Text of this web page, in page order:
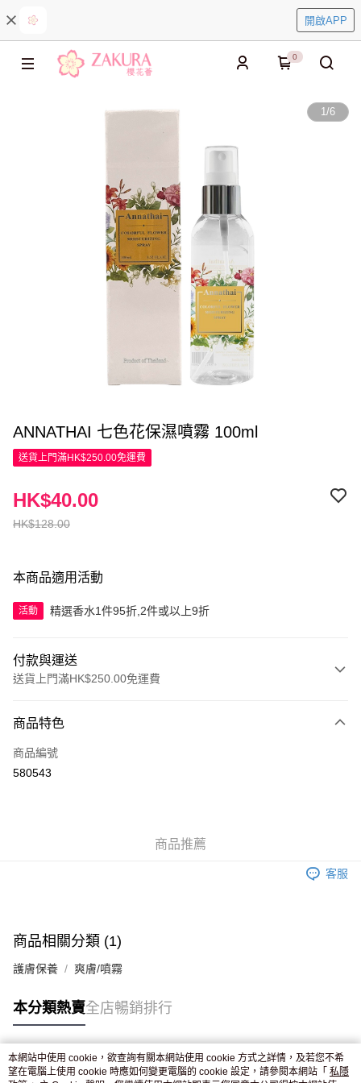
開啟APP
0
1/6
ANNATHAI 七色花保濕噴霧 100ml
送貨上門滿HK$250.00免運費
HK$128.00
HK$40.00
本商品適用活動
活動 精選香水1件95折,2件或以上9折
付款與運送
送貨上門滿HK$250.00免運費
信用卡
Apple Pay
付款後門市自取，訂單確認後2-4個工作天到店，7天內取。逾期後
商品特色
商品編號
580543
商品推薦
客服
商品相關分類 (1)
護膚保養 爽膚/噴霧
本分類熱賣全店暢銷排行
熱門標籤
本網站中使用 cookie，欲查詢有關本網站使用 cookie 方式之詳情，及若您不希
望在電腦上使用 cookie 時應如何變更電腦的 cookie 設定，請參閱本網站「 私隱